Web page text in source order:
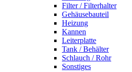
Filter / Filterhalter
Gehäusebauteil
Heizung
Kannen
Leiterplatte
Tank / Behälter
Schlauch / Rohr
Sonstiges